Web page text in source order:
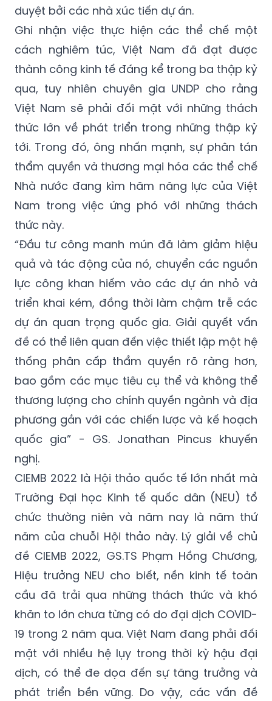
duyệt bởi các nhà xúc tiến dự án.
Ghi nhận việc thực hiện các thể chế một
cách nghiêm túc, Việt Nam đã đạt được
thành công kinh tế đáng kể trong ba thập kỷ
qua, tuy nhiên chuyên gia UNDP cho rằng
Việt Nam sẽ phải đối mặt với những thách
thức lớn về phát triển trong những thập kỷ
tới. Trong đó, ông nhấn mạnh, sự phân tán
thẩm quyền và thương mại hóa các thể chế
Nhà nước đang kìm hãm năng lực của Việt
Nam trong việc ứng phó với những thách
thức này.
“Đầu tư công manh mún đã làm giảm hiệu
quả và tác động của nó, chuyển các nguồn
lực công khan hiếm vào các dự án nhỏ và
triển khai kém, đồng thời làm chậm trễ các
dự án quan trọng quốc gia. Giải quyết vấn
đề có thể liên quan đến việc thiết lập một hệ
thống phân cấp thẩm quyền rõ ràng hơn,
bao gồm các mục tiêu cụ thể và không thể
thương lượng cho chính quyền ngành và địa
phương gắn với các chiến lược và kế hoạch
quốc gia” - GS. Jonathan Pincus khuyến
nghị.
CIEMB 2022 là Hội thảo quốc tế lớn nhất mà
Trường Đại học Kinh tế quốc dân (NEU) tổ
chức thường niên và năm nay là năm thứ
năm của chuỗi Hội thảo này. Lý giải về chủ
đề CIEMB 2022, GS.TS Phạm Hồng Chương,
Hiệu trưởng NEU cho biết, nền kinh tế toàn
cầu đã trải qua những thách thức và khó
khăn to lớn chưa từng có do đại dịch COVID-
19 trong 2 năm qua. Việt Nam đang phải đối
mặt với nhiều hệ lụy trong thời kỳ hậu đại
dịch, có thể đe dọa đến sự tăng trưởng và
phát triển bền vững. Do vậy, các vấn đề